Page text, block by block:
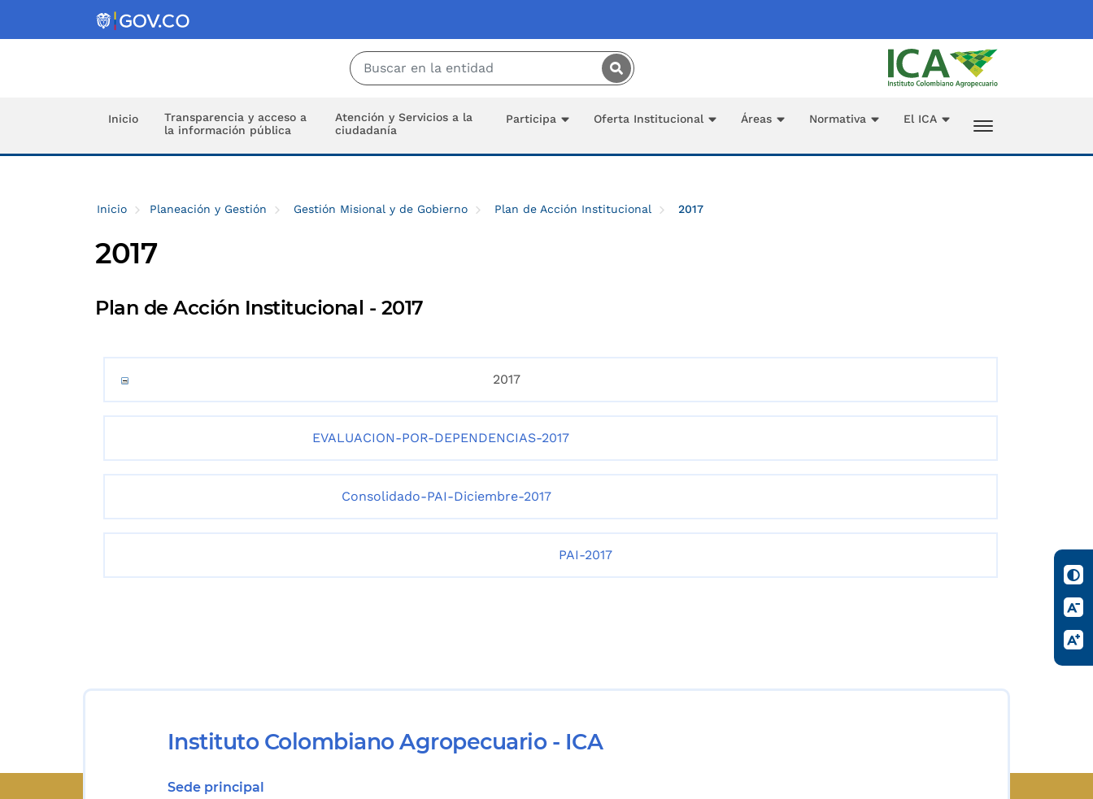
Inicio
Transparencia y acceso a
la información pública
Atención y Servicios a la
ciudadanía
Participa Oferta Institucional Áreas Normativa El ICA
Inicio Planeación y Gestión Gestión Misional y de Gobierno Plan de Acción Institucional 2017
2017
Plan de Acción Institucional - 2017
2017
EVALUACION-POR-DEPENDENCIAS-2017
Consolidado-PAI-Diciembre-2017
PAI-2017
Instituto Colombiano Agropecuario - ICA
Sede principal